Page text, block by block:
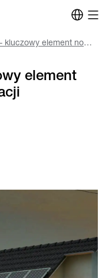
Mikroinweter - kluczowy element nowoczesnych instalacji fotowoltaicznych
element